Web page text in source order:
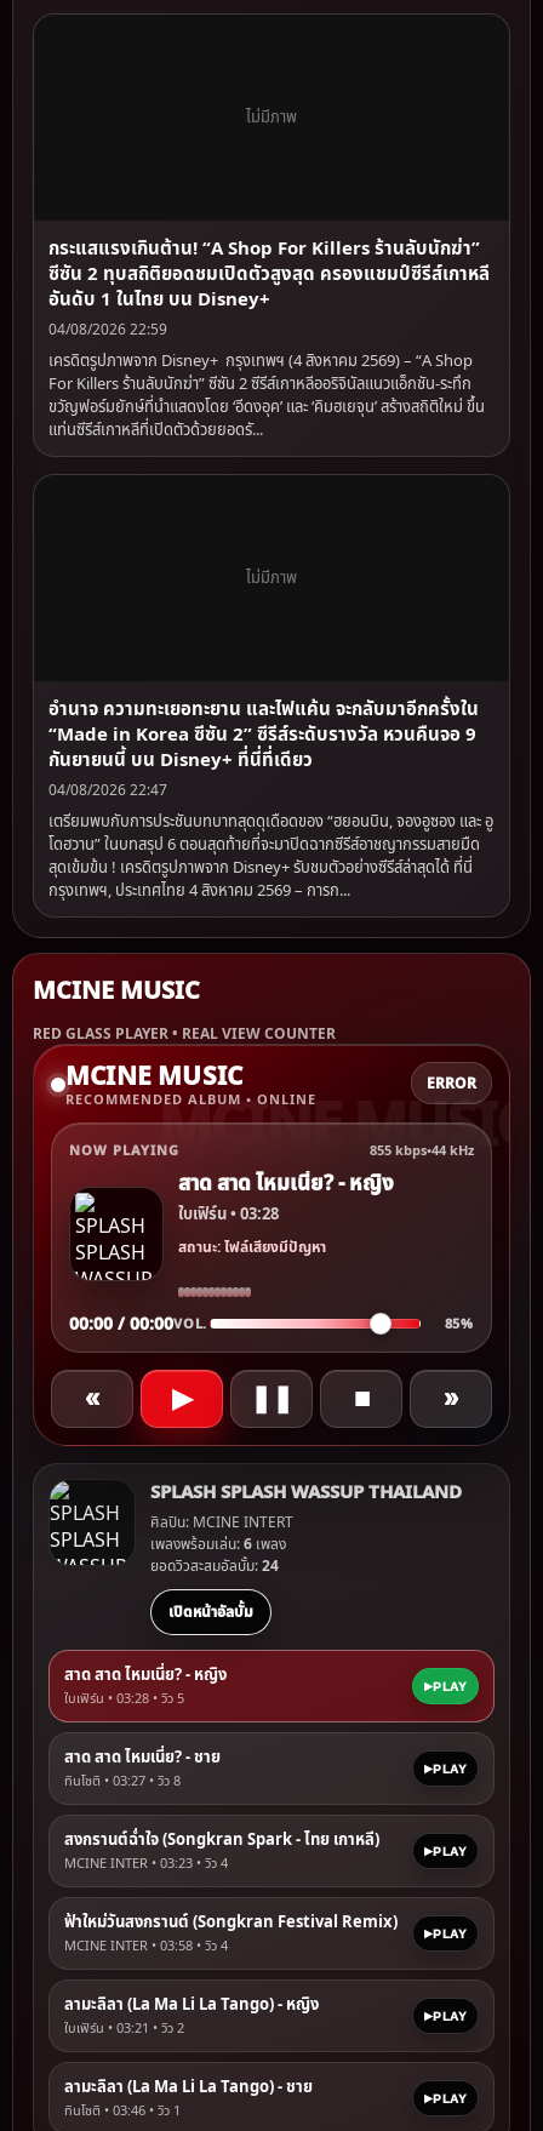
ไม่มีภาพ
กระแสแรงเกินต้าน! “A Shop For Killers ร้านลับนักฆ่า”
ซีซัน 2 ทุบสถิติยอดชมเปิดตัวสูงสุด ครองแชมป์ซีรีส์เกาหลี
อันดับ 1 ในไทย บน Disney+
04/08/2026 22:59
เครดิตรูปภาพจาก Disney+ กรุงเทพฯ (4 สิงหาคม 2569) – “A Shop
For Killers ร้านลับนักฆ่า” ซีซัน 2 ซีรีส์เกาหลีออริจินัลแนวแอ็กชัน-ระทึก
ขวัญฟอร์มยักษ์ที่นำแสดงโดย ‘อีดงอุค’ และ ‘คิมฮเยจุน’ สร้างสถิติใหม่ ขึ้น
แท่นซีรีส์เกาหลีที่เปิดตัวด้วยยอดรั...
ไม่มีภาพ
อำนาจ ความทะเยอทะยาน และไฟแค้น จะกลับมาอีกครั้งใน
“Made in Korea ซีซัน 2” ซีรีส์ระดับรางวัล หวนคืนจอ 9
กันยายนนี้ บน Disney+ ที่นี่ที่เดียว
04/08/2026 22:47
เตรียมพบกับการประชันบทบาทสุดดุเดือดของ “ฮยอนบิน, จองอูซอง และ อู
โดฮวาน” ในบทสรุป 6 ตอนสุดท้ายที่จะมาปิดฉากซีรีส์อาชญากรรมสายมืด
สุดเข้มข้น ! เครดิตรูปภาพจาก Disney+ รับชมตัวอย่างซีรีส์ล่าสุดได้ ที่นี่
กรุงเทพฯ, ประเทศไทย 4 สิงหาคม 2569 – การก...
MCINE MUSIC
RED GLASS PLAYER • REAL VIEW COUNTER
MCINE MUSIC
RECOMMENDED ALBUM • ONLINE
ERROR
NOW PLAYING 855 kbps•44 kHz
สาด สาด ไหมเนี่ย? - หญิง
ใบเฟิร์น • 03:28
สถานะ: ไฟล์เสียงมีปัญหา
00:00 / 00:00VOL. 85%
« ▶ ■ »
SPLASH SPLASH WASSUP THAILAND
ศิลปิน: MCINE INTERT
เพลงพร้อมเล่น:6 เพลง
ยอดวิวสะสมอัลบั้ม:24
เปิดหน้าอัลบั้ม
สาด สาด ไหมเนี่ย? - หญิง
ใบเฟิร์น • 03:28 • วิว 5
PLAY
สาด สาด ไหมเนี่ย? - ชาย
ทินโชติ • 03:27 • วิว 8
PLAY
สงกรานต์ฉ่ำใจ (Songkran Spark - ไทย เกาหลี)
MCINE INTER • 03:23 • วิว 4
PLAY
ฟ้าใหม่วันสงกรานต์ (Songkran Festival Remix)
MCINE INTER • 03:58 • วิว 4
PLAY
ลามะลิลา (La Ma Li La Tango) - หญิง
ใบเฟิร์น • 03:21 • วิว 2
PLAY
ลามะลิลา (La Ma Li La Tango) - ชาย
ทินโชติ • 03:46 • วิว 1
PLAY